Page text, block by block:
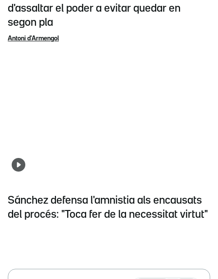
d'assaltar el poder a evitar quedar en
segon pla
Antoni d'Armengol
Sánchez defensa l'amnistia als encausats
del procés: "Toca fer de la necessitat virtut"